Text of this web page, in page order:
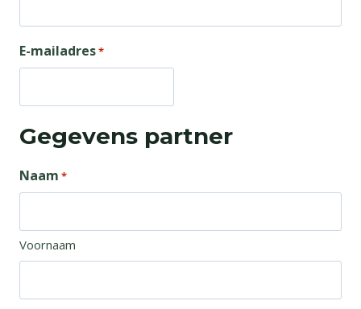
E-mailadres*
Gegevens partner
Naam *
Voornaam